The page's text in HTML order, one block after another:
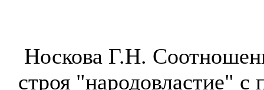
Носкова Г.Н.
строя "народовластие" с